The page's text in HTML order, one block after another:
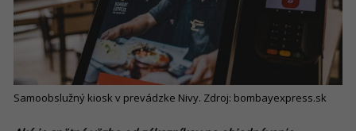
Samoobslužný kiosk v prevádzke Nivy. Zdroj: bombayexpress.sk